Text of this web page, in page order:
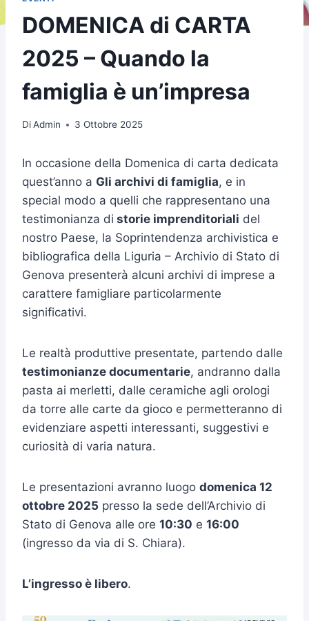
DOMENICA di CARTA
2025 – Quando la
famiglia è un’impresa
DiAdmin 3 Ottobre 2025
In occasione della Domenica di carta dedicata
quest’anno a Gli archivi di famiglia, e in
special modo a quelli che rappresentano una
testimonianza di storie imprenditoriali del
nostro Paese, la Soprintendenza archivistica e
bibliografica della Liguria – Archivio di Stato di
Genova presenterà alcuni archivi di imprese a
carattere famigliare particolarmente
significativi.
Le realtà produttive presentate, partendo dalle
testimonianze documentarie, andranno dalla
pasta ai merletti, dalle ceramiche agli orologi
da torre alle carte da gioco e permetteranno di
evidenziare aspetti interessanti, suggestivi e
curiosità di varia natura.
Le presentazioni avranno luogo domenica 12
ottobre 2025 presso la sede dell’Archivio di
Stato di Genova alle ore 10:30 e 16:00
(ingresso da via di S. Chiara).
L’ingresso è libero.